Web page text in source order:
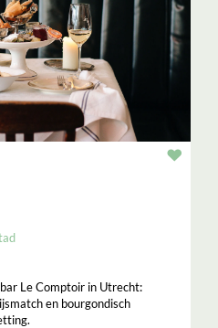
Le Comptoir in Utrecht:
en bourgondisch